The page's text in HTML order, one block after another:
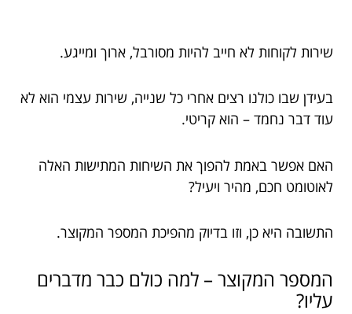
שירות לקוחות לא חייב להיות מסורבל, ארוך ומייגע.
בעידן שבו כולנו רצים אחרי כל שנייה, שירות עצמי הוא לא
עוד דבר נחמד – הוא קריטי.
האם אפשר באמת להפוך את השיחות המתישות האלה
לאוטומט חכם, מהיר ויעיל?
התשובה היא כן, וזו בדיוק מהפיכת המספר המקוצר.
המספר המקוצר – למה כולם כבר מדברים
עליו?